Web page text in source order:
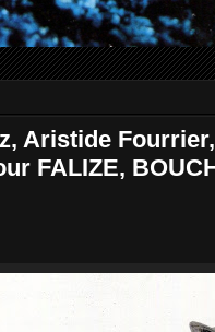
Aristide
FALIZE,